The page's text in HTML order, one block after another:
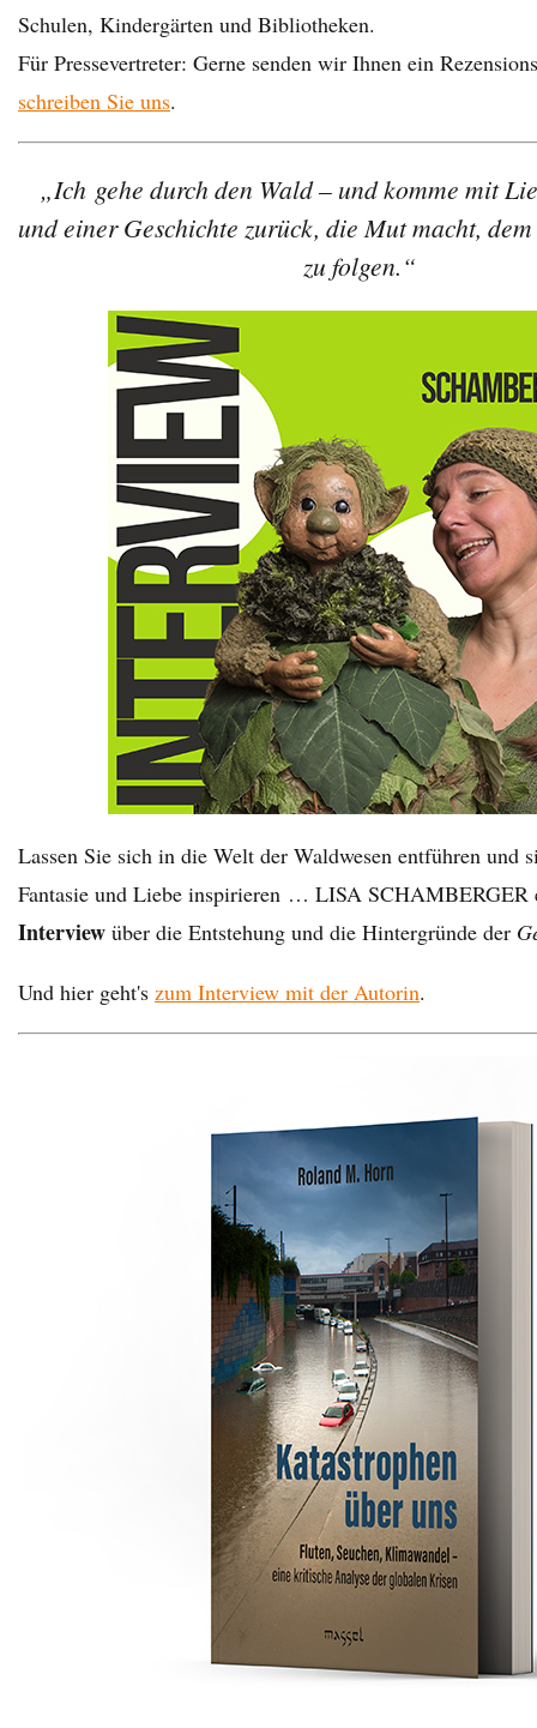
Schulen, Kindergärten und Bibliotheken.
Für Pressevertreter: Gerne senden wir Ihnen ein
schreiben Sie uns.
„Ich gehe durch den Wald – und komme mit
und einer Geschichte zurück, die Mut macht,
zu folgen.“
Lassen Sie sich in die Welt der Waldwesen entführen und
Fantasie und Liebe inspirieren … LISA SCHAMBERGER
Interview über die Entstehung und die Hintergründe der
Und hier geht's zum Interview mit der Autorin.